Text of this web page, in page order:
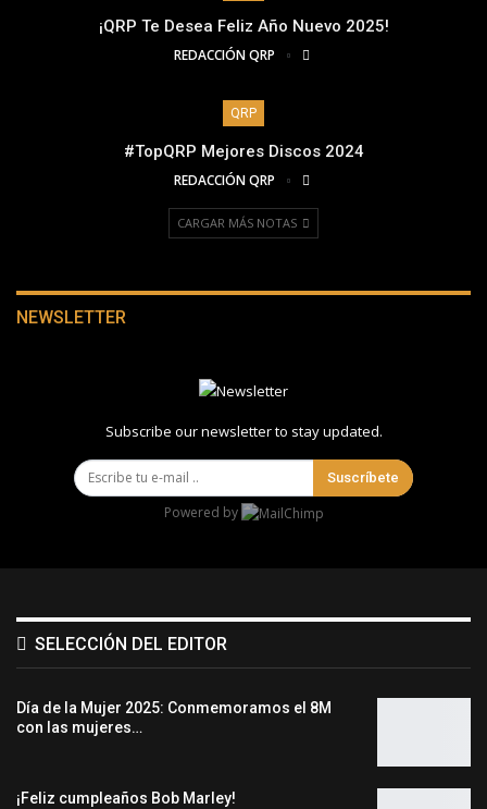
¡QRP Te Desea Feliz Año Nuevo 2025!
REDACCIÓN QRP
QRP
#TopQRP Mejores Discos 2024
REDACCIÓN QRP
CARGAR MÁS NOTAS
NEWSLETTER
Subscribe our newsletter to stay updated.
Suscríbete
Powered by
SELECCIÓN DEL EDITOR
Día de la Mujer 2025: Conmemoramos el 8M
con las mujeres…
¡Feliz cumpleaños Bob Marley!